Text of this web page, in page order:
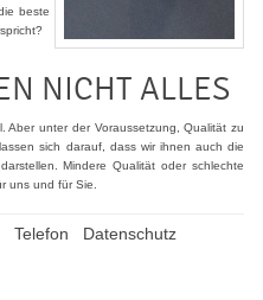
beste
NICHT ALLES
Aber unter der Voraussetzung, Qualität zu
sich darauf, dass wir ihnen auch die
Mindere Qualität oder schlechte
uns und für Sie.
Telefon Datenschutz